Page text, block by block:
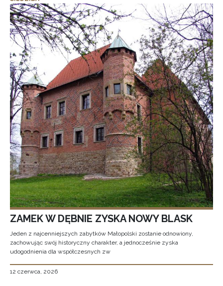
ZAMEK W DĘBNIE ZYSKA NOWY BLASK
Jeden z najcenniejszych zabytków Małopolski zostanie odnowiony,
zachowując swój historyczny charakter, a jednocześnie zyska
udogodnienia dla współczesnych zw
12 czerwca, 2026